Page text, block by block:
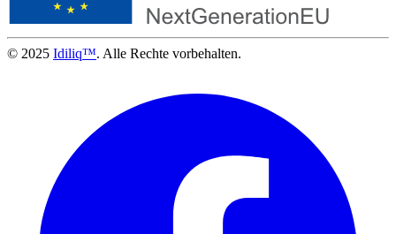
© 2025 Idiliq™. Alle Rechte vorbehalten.